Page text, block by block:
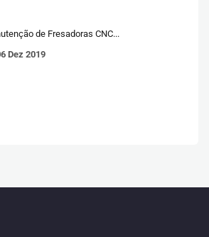
de Fresadoras CNC...
Dez 2019